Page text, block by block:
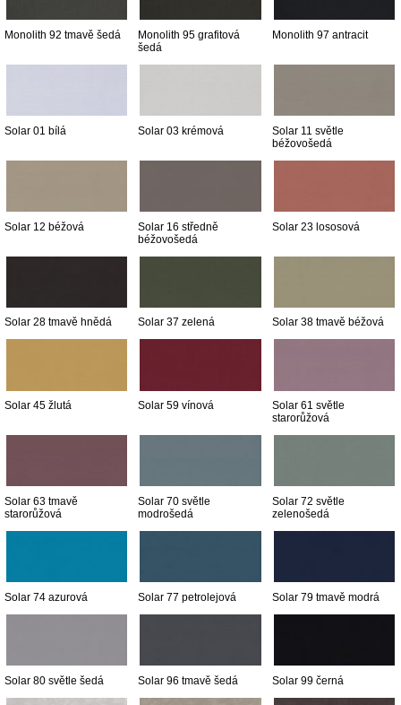
Monolith 92 tmavě šedá
Monolith 95 grafitová
šedá
Monolith 97 antracit
Solar 01 bílá Solar 03 krémová
Solar 11 světle
béžovošedá
Solar 12 béžová
Solar 16 středně
béžovošedá
Solar 23 lososová
Solar 28 tmavě hnědá Solar 37 zelená Solar 38 tmavě béžová
Solar 45 žlutá Solar 59 vínová
Solar 61 světle
starorůžová
Solar 63 tmavě
starorůžová
Solar 70 světle
modrošedá
Solar 72 světle
zelenošedá
Solar 74 azurová Solar 77 petrolejová Solar 79 tmavě modrá
Solar 80 světle šedá Solar 96 tmavě šedá Solar 99 černá